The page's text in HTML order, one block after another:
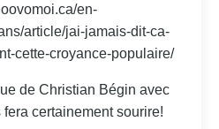
en-
article/jai-jamais-dit-ca-
cette-croyance-populaire/
de Christian Bégin avec
certainement sourire!